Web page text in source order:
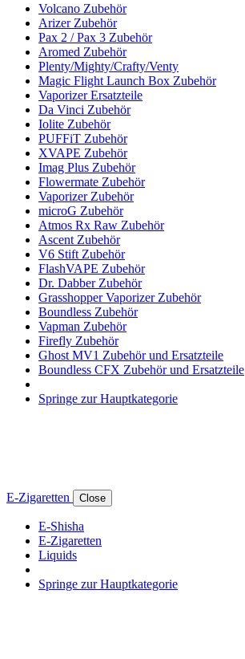
Volcano Zubehör
Arizer Zubehör
Pax 2 / Pax 3 Zubehör
Aromed Zubehör
Plenty/Mighty/Crafty/Venty
Magic Flight Launch Box Zubehör
Vaporizer Ersatzteile
Da Vinci Zubehör
Iolite Zubehör
PUFFiT Zubehör
XVAPE Zubehör
Imag Plus Zubehör
Flowermate Zubehör
Vaporizer Zubehör
microG Zubehör
Atmos Rx Raw Zubehör
Ascent Zubehör
V6 Stift Zubehör
FlashVAPE Zubehör
Dr. Dabber Zubehör
Grasshopper Vaporizer Zubehör
Boundless Zubehör
Vapman Zubehör
Firefly Zubehör
Ghost MV1 Zubehör und Ersatzteile
Boundless CFX Zubehör und Ersatzteile
Springe zur Hauptkategorie
E-Zigaretten Close
E-Shisha
E-Zigaretten
Liquids
Springe zur Hauptkategorie